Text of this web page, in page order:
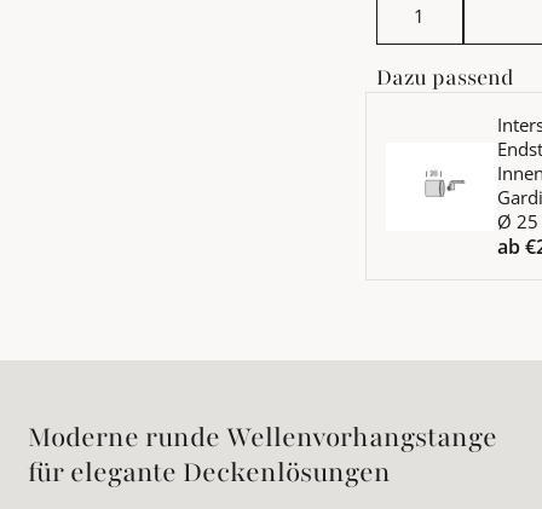
Dazu passend
Ø
ab
Moderne runde Wellenvorhangstange
für elegante Deckenlösungen